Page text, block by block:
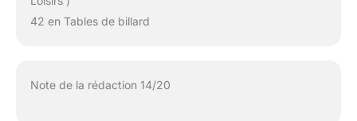
42 en Tables de billard
Note de la rédaction 14/20